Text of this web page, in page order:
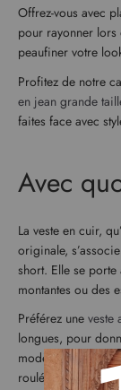
Offrez-vous avec
pour rayonner lors
peaufiner votre
Profitez de notre
en jean grande
faites face avec
Avec
La veste en cuir,
originale,
short. Elle se porte
montantes ou des
Préférez une veste
longues, pour
modèle sans col
roulé.